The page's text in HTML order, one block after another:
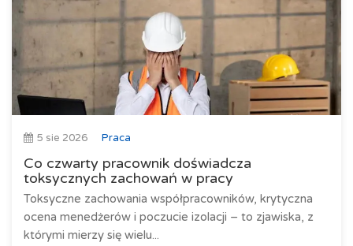
5 sie 2026 Praca
Co czwarty pracownik doświadcza
toksycznych zachowań w pracy
Toksyczne zachowania współpracowników, krytyczna
ocena menedżerów i poczucie izolacji – to zjawiska, z
którymi mierzy się wielu...